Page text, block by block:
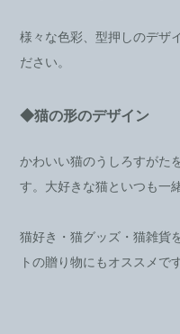
様々な色彩、型押しのデザ
ださい。
◆猫の形のデザイン
かわいい猫のうしろすがた
す。大好きな猫といつも一
猫好き・猫グッズ・猫雑貨
トの贈り物にもオススメです